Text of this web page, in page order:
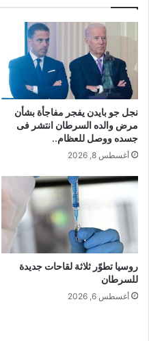
نجل جو بايدن يفجر مفاجأة بشأن
مرض والده السرطان انتشر فى
جسده ووصل للعظام..
أغسطس 8, 2026
روسيا تطوّر ثلاثة لقاحات جديدة
للسرطان
أغسطس 6, 2026